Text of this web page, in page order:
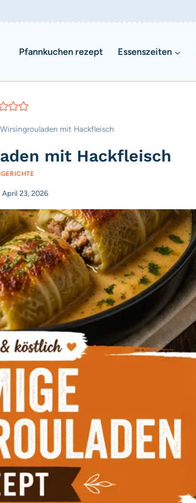
Pfannkuchen rezept Essenszeiten
mit Hackfleisch
mit Hackfleisch
April 23, 2026